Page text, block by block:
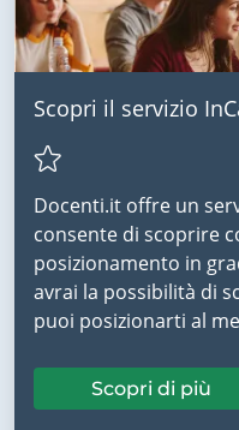
Scopri il servizio
Docenti.it offre un
consente di scoprire
posizionamento in
avrai la possibilità di
puoi posizionarti al
Scopri di più